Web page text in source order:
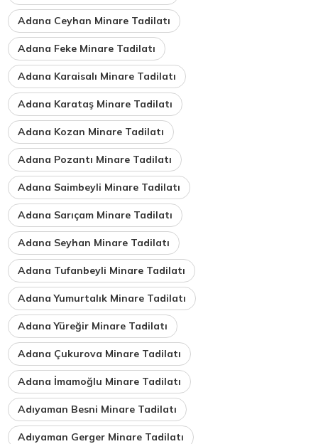
Adana Ceyhan Minare Tadilatı
Adana Feke Minare Tadilatı
Adana Karaisalı Minare Tadilatı
Adana Karataş Minare Tadilatı
Adana Kozan Minare Tadilatı
Adana Pozantı Minare Tadilatı
Adana Saimbeyli Minare Tadilatı
Adana Sarıçam Minare Tadilatı
Adana Seyhan Minare Tadilatı
Adana Tufanbeyli Minare Tadilatı
Adana Yumurtalık Minare Tadilatı
Adana Yüreğir Minare Tadilatı
Adana Çukurova Minare Tadilatı
Adana İmamoğlu Minare Tadilatı
Adıyaman Besni Minare Tadilatı
Adıyaman Gerger Minare Tadilatı